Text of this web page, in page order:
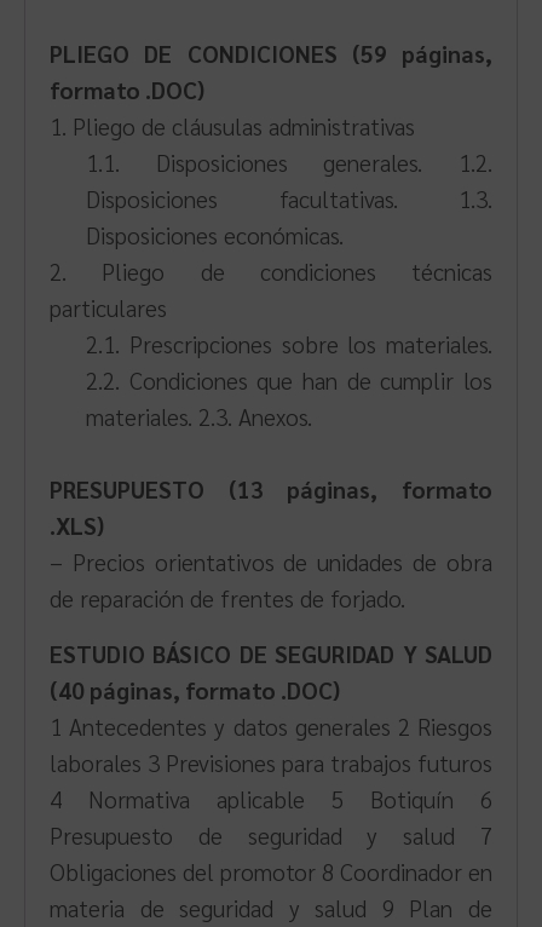
PLIEGO DE CONDICIONES (59 páginas,
formato .DOC)
1. Pliego de cláusulas administrativas
1.1. Disposiciones generales. 1.2.
Disposiciones facultativas. 1.3.
Disposiciones económicas.
2. Pliego de condiciones técnicas
particulares
2.1. Prescripciones sobre los materiales.
2.2. Condiciones que han de cumplir los
materiales. 2.3. Anexos.
PRESUPUESTO (13 páginas, formato
.XLS)
– Precios orientativos de unidades de obra
de reparación de frentes de forjado.
ESTUDIO BÁSICO DE SEGURIDAD Y SALUD
(40 páginas, formato .DOC)
1 Antecedentes y datos generales 2 Riesgos
laborales 3 Previsiones para trabajos futuros
4 Normativa aplicable 5 Botiquín 6
Presupuesto de seguridad y salud 7
Obligaciones del promotor 8 Coordinador en
materia de seguridad y salud 9 Plan de